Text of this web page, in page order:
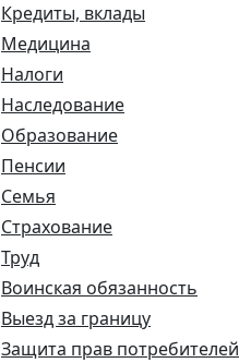
Кредиты, вклады
Медицина
Налоги
Наследование
Образование
Пенсии
Семья
Страхование
Труд
Воинская обязанность
Выезд за границу
Защита прав потребителей